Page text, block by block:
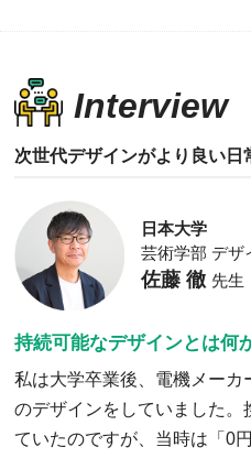
Interview
次世代デザインがより良い日
日本大学
芸術学部 デザ
佐藤 徹 先生
持続可能なデザインとは何
私は大学卒業後、電機メー
のデザインをしていました。
ていたのですが、当時は「0